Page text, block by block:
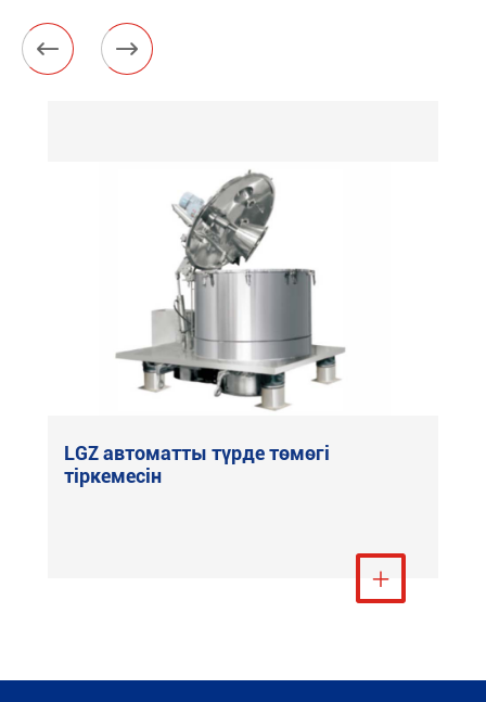
 
LGZ автоматты түрде төмөгі
тіркемесін
Тағы қарау
